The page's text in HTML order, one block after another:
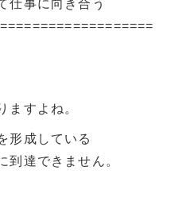
仕事に向き合う
ますよね。
形成している
到達できません。